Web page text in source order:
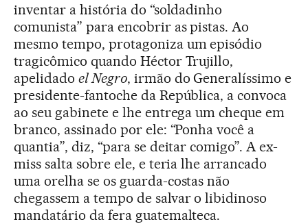
inventar a história do “soldadinho
comunista” para encobrir as pistas. Ao
mesmo tempo, protagoniza um episódio
tragicômico quando Héctor Trujillo,
apelidado el Negro, irmão do Generalíssimo e
presidente-fantoche da República, a convoca
ao seu gabinete e lhe entrega um cheque em
branco, assinado por ele: “Ponha você a
quantia”, diz, “para se deitar comigo”. A ex-
miss salta sobre ele, e teria lhe arrancado
uma orelha se os guarda-costas não
chegassem a tempo de salvar o libidinoso
mandatário da fera guatemalteca.